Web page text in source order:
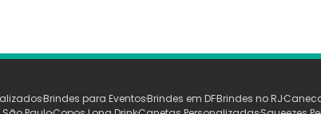
Brindes para EventosBrindes em DFBrindes no RJ